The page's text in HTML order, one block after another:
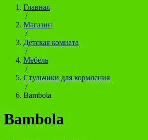
Главная
/
Магазин
/
Детская комната
/
Мебель
/
Стульчики для кормления
/
Bambola
Bambola